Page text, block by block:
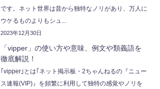
です。ネット世界は昔から独特なノリがあり、万人に
ウケるものよりもシュ...
2023年12月30日
「vipper」の使い方や意味、例文や類義語を
徹底解説！
｢vipper｣とは｢ネット掲示板・2ちゃんねるの『ニュー
ス速報(VIP)』を頻繁に利用して独特の感覚やノリを